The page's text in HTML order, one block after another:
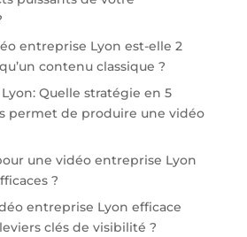
entreprise Lyon est-elle 2
contenu classique ?
Quelle stratégie en 5
permet de produire une vidéo
une vidéo entreprise Lyon
?
entreprise Lyon efficace
clés de visibilité ?